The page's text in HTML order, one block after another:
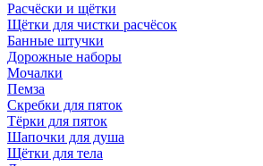
Расчёски и щётки
Щётки для чистки расчёсок
Банные штучки
Дорожные наборы
Мочалки
Пемза
Скребки для пяток
Тёрки для пяток
Шапочки для душа
Щётки для тела